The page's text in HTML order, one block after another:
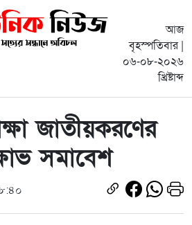
আজ
বৃহস্পতিবার |
০৬-০৮-২০২৬
খ্রিষ্টাব্দ
জাতীয়করণের
সমাবেশ